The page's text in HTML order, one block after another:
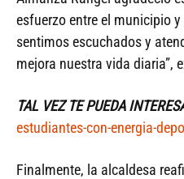
esfuerzo entre el municipio
sentimos escuchados y
mejora nuestra vida diaria”,
TAL VEZ TE PUEDA
estudiantes-con-energia-
Finalmente, la alcaldesa